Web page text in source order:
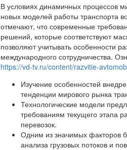
В условиях динамичных процессов
новых моделей работы транспорта
отмечают, что современные
решений, которые соответствуют
позволяют учитывать особенности
международного сотрудничества.
https://vd-tv.ru/content/razvitie-
Изучение особенностей
тенденции мирового рынка
Технологические модели
требованиям текущего этапа
перевозок.
Одним из значимых факторов
анализа грузовых потоков и